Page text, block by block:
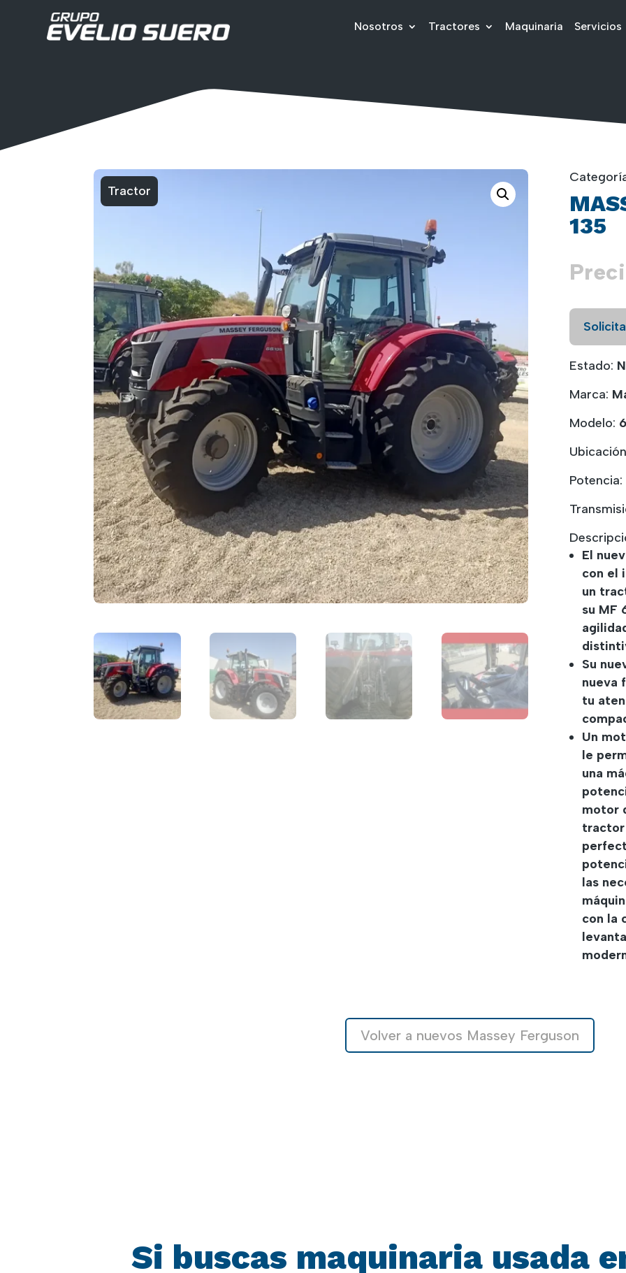
Nosotros Tractores Maquinaria Servicios
Tractor
135
Estado:
Marca:
Modelo:
Potencia:
El
con el
un
su MF
Su
nueva
tu
Un
le
una
motor
tractor
las
con la
Volver a nuevos Massey Ferguson
Si buscas maquinaria usada